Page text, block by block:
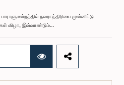
நவராத்திரியை முன்னிட்டு
விழா, இவ்வாண்டும்...